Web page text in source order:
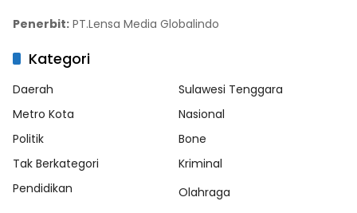
Penerbit: PT.Lensa Media Globalindo
Kategori
Daerah
Sulawesi Tenggara
Metro Kota
Nasional
Politik
Bone
Tak Berkategori
Kriminal
Pendidikan
Olahraga